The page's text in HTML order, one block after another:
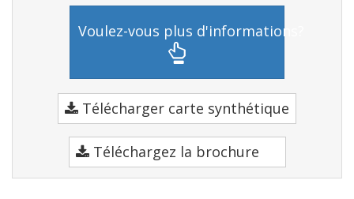
Voulez-vous plus d'informations?
Télécharger carte synthétique
Téléchargez la brochure